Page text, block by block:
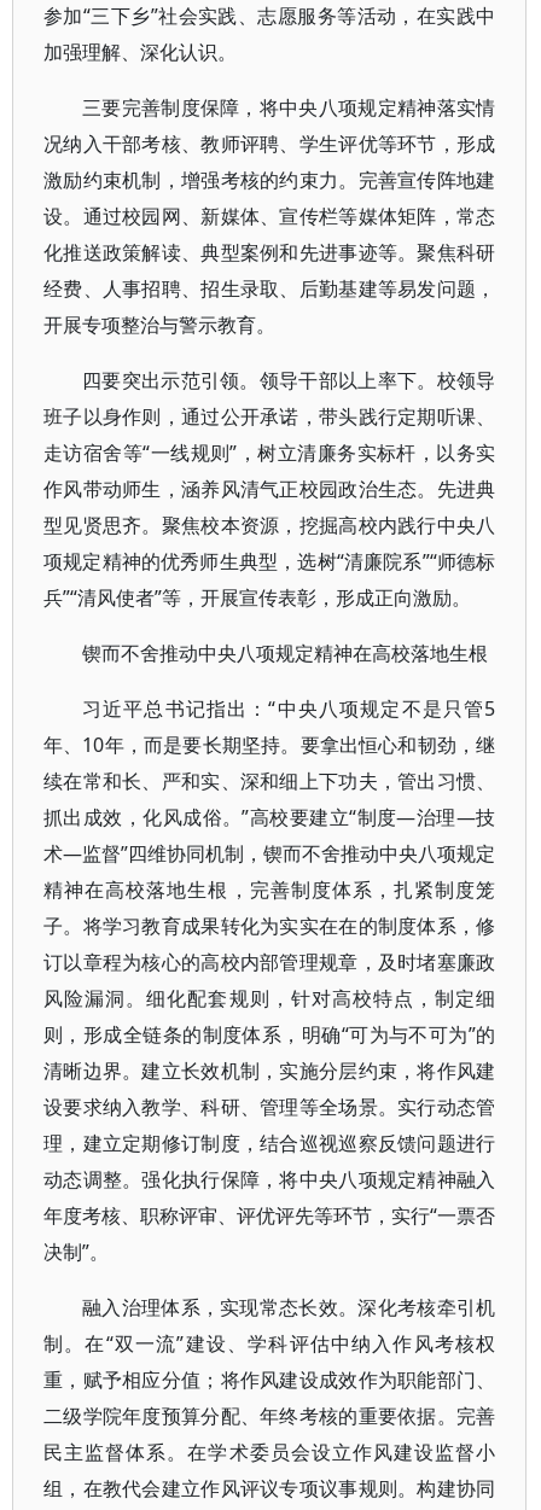
参加“三下乡”社会实践、志愿服务等活动，在实践中
加强理解、深化认识。
三要完善制度保障，将中央八项规定精神落实情
况纳入干部考核、教师评聘、学生评优等环节，形成
激励约束机制，增强考核的约束力。完善宣传阵地建
设。通过校园网、新媒体、宣传栏等媒体矩阵，常态
化推送政策解读、典型案例和先进事迹等。聚焦科研
经费、人事招聘、招生录取、后勤基建等易发问题，
开展专项整治与警示教育。
四要突出示范引领。领导干部以上率下。校领导
班子以身作则，通过公开承诺，带头践行定期听课、
走访宿舍等“一线规则”，树立清廉务实标杆，以务实
作风带动师生，涵养风清气正校园政治生态。先进典
型见贤思齐。聚焦校本资源，挖掘高校内践行中央八
项规定精神的优秀师生典型，选树“清廉院系”“师德标
兵”“清风使者”等，开展宣传表彰，形成正向激励。
锲而不舍推动中央八项规定精神在高校落地生根
习近平总书记指出：“中央八项规定不是只管5
年、10年，而是要长期坚持。要拿出恒心和韧劲，继
续在常和长、严和实、深和细上下功夫，管出习惯、
抓出成效，化风成俗。”高校要建立“制度—治理—技
术—监督”四维协同机制，锲而不舍推动中央八项规定
精神在高校落地生根，完善制度体系，扎紧制度笼
子。将学习教育成果转化为实实在在的制度体系，修
订以章程为核心的高校内部管理规章，及时堵塞廉政
风险漏洞。细化配套规则，针对高校特点，制定细
则，形成全链条的制度体系，明确“可为与不可为”的
清晰边界。建立长效机制，实施分层约束，将作风建
设要求纳入教学、科研、管理等全场景。实行动态管
理，建立定期修订制度，结合巡视巡察反馈问题进行
动态调整。强化执行保障，将中央八项规定精神融入
年度考核、职称评审、评优评先等环节，实行“一票否
决制”。
融入治理体系，实现常态长效。深化考核牵引机
制。在“双一流”建设、学科评估中纳入作风考核权
重，赋予相应分值；将作风建设成效作为职能部门、
二级学院年度预算分配、年终考核的重要依据。完善
民主监督体系。在学术委员会设立作风建设监督小
组，在教代会建立作风评议专项议事规则。构建协同